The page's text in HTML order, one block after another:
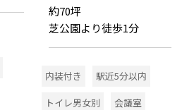
約70坪
芝公園より徒歩1分
内装付き
駅近5分以内
トイレ男女別
会議室